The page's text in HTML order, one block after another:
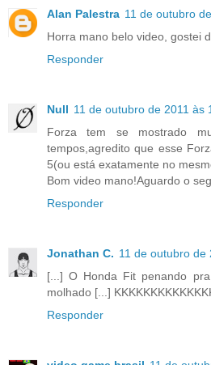
Alan Palestra 11 de outubro
Horra mano belo video, gostei
Responder
Null 11 de outubro de 2011 às
Forza tem se mostrado
tempos,agredito que esse
5(ou está exatamente no
Bom video mano!Aguardo o
Responder
Jonathan C. 11 de outubro de
[...] O Honda Fit penando
molhado [...]
Responder